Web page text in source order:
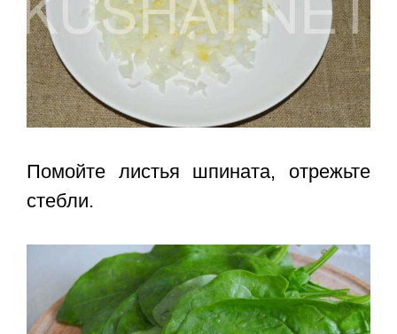
Помойте листья шпината, отрежьте
стебли.